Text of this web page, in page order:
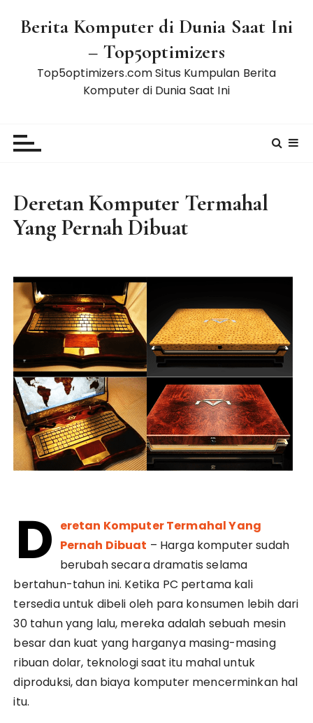
Berita Komputer di Dunia Saat Ini
– Top5optimizers
Top5optimizers.com Situs Kumpulan Berita
Komputer di Dunia Saat Ini
Deretan Komputer Termahal
Yang Pernah Dibuat
D eretan Komputer Termahal Yang
Pernah Dibuat – Harga komputer sudah
berubah secara dramatis selama
bertahun-tahun ini. Ketika PC pertama kali
tersedia untuk dibeli oleh para konsumen lebih dari
30 tahun yang lalu, mereka adalah sebuah mesin
besar dan kuat yang harganya masing-masing
ribuan dolar, teknologi saat itu mahal untuk
diproduksi, dan biaya komputer mencerminkan hal
itu.